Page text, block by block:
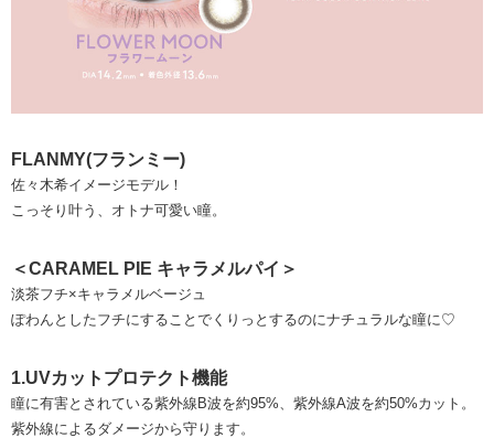
FLANMY(フランミー)
佐々木希イメージモデル！
こっそり叶う、オトナ可愛い瞳。
＜CARAMEL PIE キャラメルパイ＞
淡茶フチ×キャラメルベージュ
ぽわんとしたフチにすることでくりっとするのにナチュラルな瞳に♡
1.UVカットプロテクト機能
瞳に有害とされている紫外線B波を約95%、紫外線A波を約50%カット。
紫外線によるダメージから守ります。